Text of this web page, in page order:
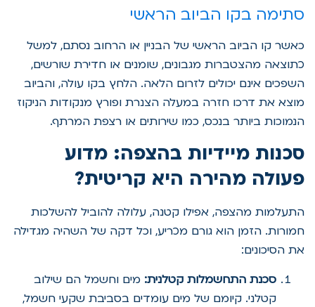
סתימה בקו הביוב הראשי
כאשר קו הביוב הראשי של הבניין או הרחוב נסתם, למשל
כתוצאה מהצטברות מגבונים, שומנים או חדירת שורשים,
השפכים אינם יכולים לזרום הלאה. הלחץ בקו עולה, והביוב
מוצא את דרכו חזרה במעלה הצנרת ופורץ מנקודות הניקוז
הנמוכות ביותר בנכס, כמו שירותים או רצפת המרתף.
סכנות מיידיות בהצפה: מדוע
פעולה מהירה היא קריטית?
התעלמות מהצפה, אפילו קטנה, עלולה להוביל להשלכות
חמורות. הזמן הוא גורם מכריע, וכל דקה של השהיה מגדילה
את הסיכונים:
סכנת התחשמלות קטלנית: מים וחשמל הם שילוב
קטלני. קיומם של מים עומדים בסביבת שקעי חשמל,